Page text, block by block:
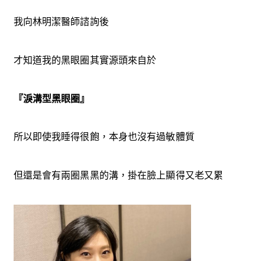
我向林明潔醫師諮詢後
才知道我的黑眼圈其實源頭來自於
『淚溝型黑眼圈』
所以即使我睡得很飽，本身也沒有過敏體質
但還是會有兩圈黑黑的溝，掛在臉上顯得又老又累